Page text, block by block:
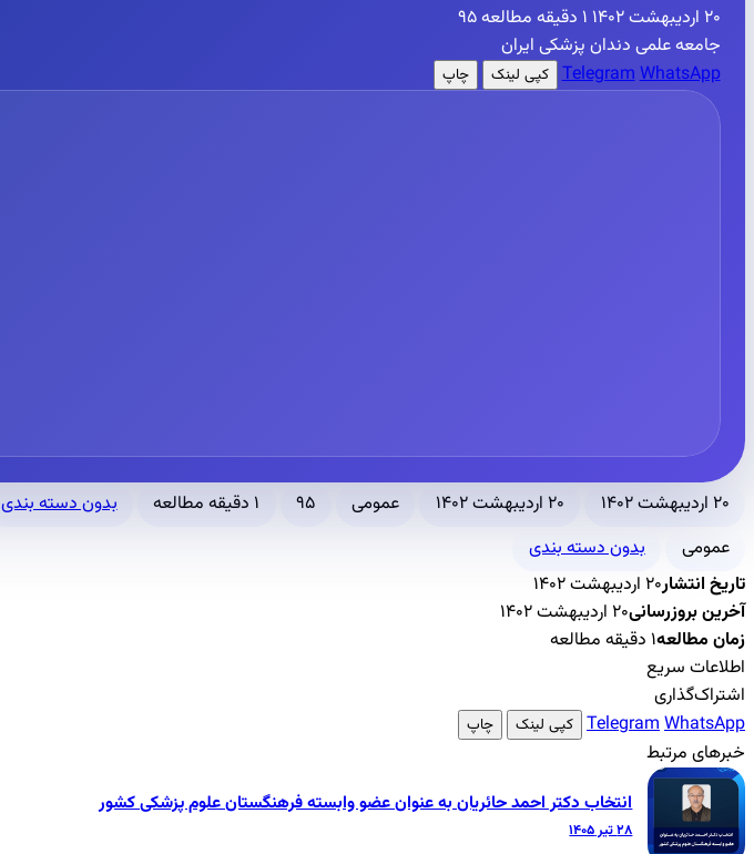
۲۰ اردیبهشت ۱۴۰۲
۱ دقیقه مطالعه
۹۵
جامعه علمی دندان پزشکی ایران
TelegramWhatsApp کپی لینک چاپ
۲۰ اردیبهشت ۱۴۰۲ ۲۰ اردیبهشت ۱۴۰۲ عمومی ۹۵ ۱ دقیقه مطالعه
بدون دسته بندی
عمومی
بدون دسته بندی
تاریخ انتشار۲۰ اردیبهشت ۱۴۰۲
آخرین بروزرسانی۲۰ اردیبهشت ۱۴۰۲
زمان مطالعه۱ دقیقه مطالعه
اطلاعات سریع
اشتراک‌گذاری
TelegramWhatsApp کپی لینک چاپ
خبرهای مرتبط
انتخاب دکتر احمد حائریان به عنوان عضو وابسته فرهنگستان علوم پزشکی کشور
۲۸ تیر ۱۴۰۵